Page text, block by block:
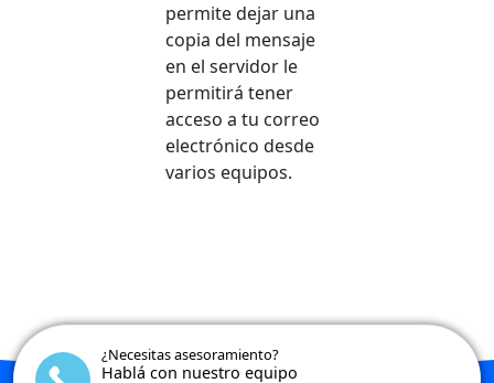
permite dejar una
copia del mensaje
en el servidor le
permitirá tener
acceso a tu correo
electrónico desde
varios equipos.
¿Necesitas asesoramiento?
Hablá con nuestro equipo